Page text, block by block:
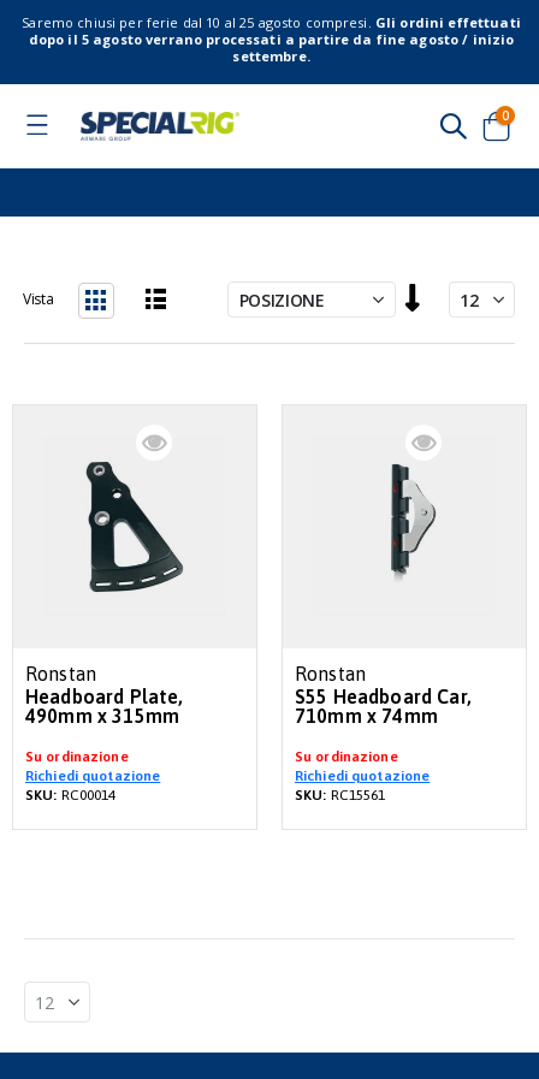
Saremo chiusi per ferie dal 10 al 25 agosto compresi. Gli ordini effettuati
dopo il 5 agosto verrano processati a partire da fine agosto / inizio
settembre.
Toggle
Cart
0
la
direzione
Vista
Ronstan
Headboard Plate,
490mm x 315mm
Su ordinazione
Richiedi quotazione
SKU: RC00014
Ronstan
S55 Headboard Car,
710mm x 74mm
Su ordinazione
Richiedi quotazione
SKU: RC15561